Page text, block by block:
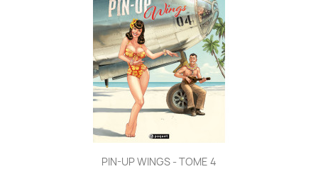
PIN-UP WINGS - TOME 4